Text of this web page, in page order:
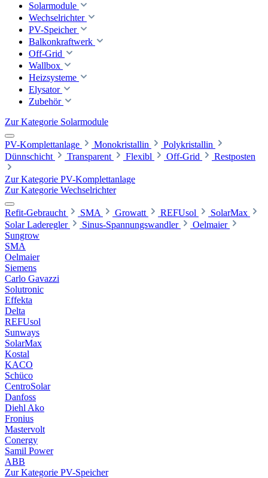
Solarmodule
Wechselrichter
PV-Speicher
Balkonkraftwerk
Off-Grid
Wallbox
Heizsysteme
Elysator
Zubehör
Zur Kategorie Solarmodule
PV-Komplettanlage Monokristallin
Polykristallin
Dünnschicht
Transparent Flexibl Off-Grid Restposten
Zur Kategorie PV-Komplettanlage
Zur Kategorie Wechselrichter
Refit-Gebraucht SMA Growatt REFUsol
SolarMax
Solar Laderegler
Sinus-Spannungswandler
Oelmaier
Sungrow
SMA
Oelmaier
Siemens
Carlo Gavazzi
Solutronic
Effekta
Delta
REFUsol
Sunways
SolarMax
Kostal
KACO
Schüco
CentroSolar
Danfoss
Diehl Ako
Fronius
Mastervolt
Conergy
Samil Power
ABB
Zur Kategorie PV-Speicher